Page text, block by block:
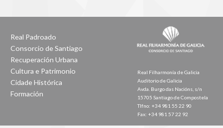
Real Padroado
Consorcio de Santiago
Recuperación Urbana
Cultura e Patrimonio
Cidade Histórica
Formación
Real Filharmonía de Galicia
Auditorio de Galicia
Avda. Burgo das Nacións, s/n
15705 Santiago de Compostela
Tlfno: +34 981 55 22 90
Fax: +34 981 57 22 92